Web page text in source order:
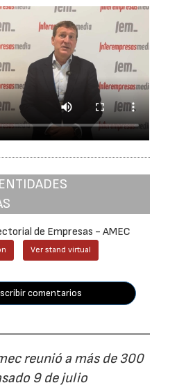
de Empresas - AMEC
Ver stand virtual
comentarios
reunió a más de 300
9 de julio